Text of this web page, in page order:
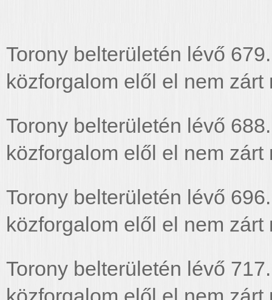
Torony belterületén lévő
közforgalom elől el nem
Torony belterületén lévő
közforgalom elől el nem zárt
Torony belterületén lévő
közforgalom elől el nem
Torony belterületén lévő